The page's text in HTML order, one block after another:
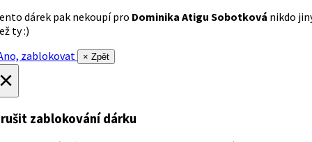
dárek pak nekoupí pro Dominika Atigu Sobotková nikdo
ty :)
zablokovat
× Zpět
zablokování dárku